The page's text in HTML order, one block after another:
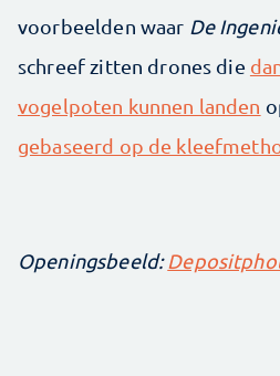
voorbeelden waar De
schreef zitten drones die
vogelpoten kunnen landen
gebaseerd op de
Openingsbeeld: